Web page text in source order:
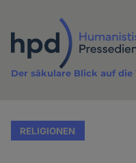
Inhalt
Der säkulare Blick auf die
RELIGIONEN